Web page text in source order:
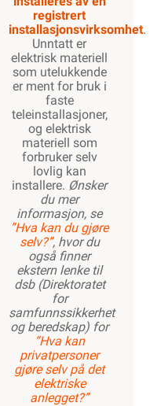
registrert
installasjonsvirksomhet.
Unntatt er
elektrisk materiell
som utelukkende
er ment for bruk i
faste
teleinstallasjoner,
og elektrisk
materiell som
forbruker selv
lovlig kan
installere. Ønsker
du mer
informasjon, se
”Hva kan du gjøre
selv?”, hvor du
også finner
ekstern lenke til
dsb (Direktoratet
for
samfunnssikkerhet
og beredskap) for
“Hva kan
privatpersoner
gjøre selv på det
elektriske
anlegget?”